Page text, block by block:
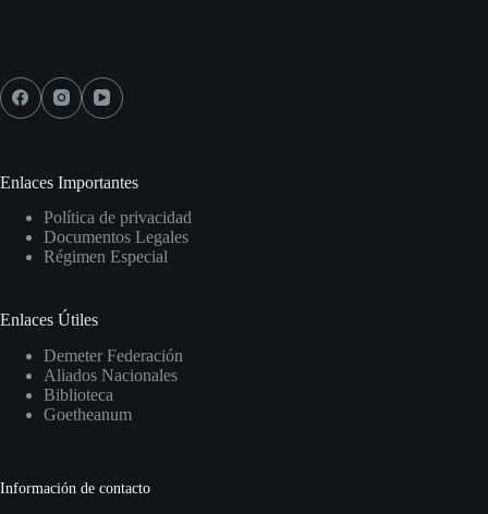
Enlaces Importantes
Política de privacidad
Documentos Legales
Régimen Especial
Enlaces Útiles
Demeter Federación
Aliados Nacionales
Biblioteca
Goetheanum
Información de contacto